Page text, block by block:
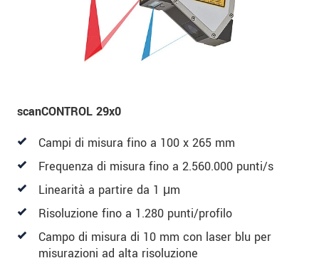
scanCONTROL 29x0
Campi di misura fino a 100 x 265 mm
Frequenza di misura fino a 2.560.000 punti/s
Linearità a partire da 1 μm
Risoluzione fino a 1.280 punti/profilo
Campo di misura di 10 mm con laser blu per
misurazioni ad alta risoluzione